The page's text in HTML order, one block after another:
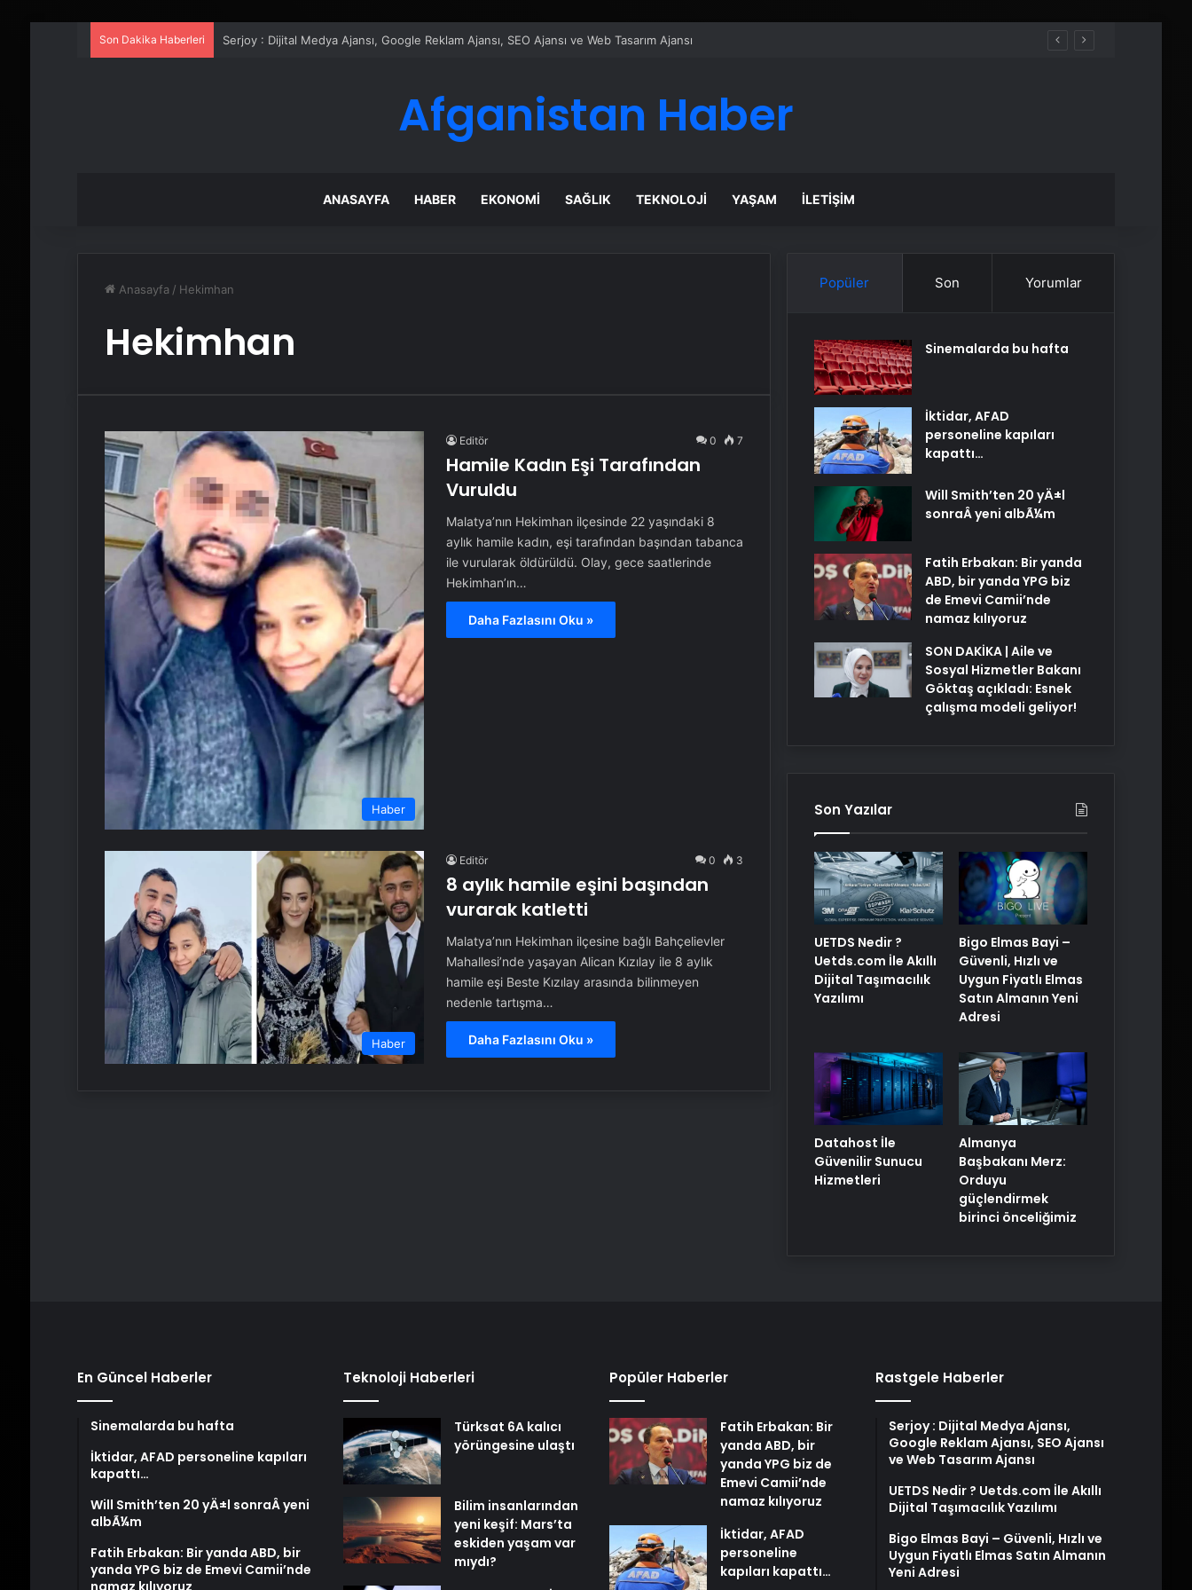
Son Dakika Haberleri Serjoy : Dijital Medya Ajansı, Google Reklam Ajansı, SEO Ajansı ve Web Tasarım Ajansı
Afganistan Haber
ANASAYFA HABER EKONOMI SAĞLIK TEKNOLOJI YAŞAM İLETIŞIM
Anasayfa / Hekimhan
Hekimhan
Haber
Editör 0 7
Hamile Kadın Eşi Tarafından
Vuruldu
Malatya’nın Hekimhan ilçesinde 22 yaşındaki 8
aylık hamile kadın, eşi tarafından başından tabanca
ile vurularak öldürüldü. Olay, gece saatlerinde
Hekimhan’ın…
Daha Fazlasını Oku »
Haber
Editör 0 3
8 aylık hamile eşini başından
vurarak katletti
Malatya’nın Hekimhan ilçesine bağlı Bahçelievler
Mahallesi’nde yaşayan Alican Kızılay ile 8 aylık
hamile eşi Beste Kızılay arasında bilinmeyen
nedenle tartışma…
Daha Fazlasını Oku »
Popüler Son Yorumlar
Sinemalarda bu hafta
İktidar, AFAD
personeline kapıları
kapattı…
Will Smith’ten 20 yÄ±l
sonraÂ yeni albÃ¼m
Fatih Erbakan: Bir yanda
ABD, bir yanda YPG biz
de Emevi Camii’nde
namaz kılıyoruz
SON DAKİKA | Aile ve
Sosyal Hizmetler Bakanı
Göktaş açıkladı: Esnek
çalışma modeli geliyor!
Son Yazılar
UETDS Nedir ?
Uetds.com İle Akıllı
Dijital Taşımacılık
Yazılımı
Bigo Elmas Bayi –
Güvenli, Hızlı ve
Uygun Fiyatlı Elmas
Satın Almanın Yeni
Adresi
Datahost İle
Güvenilir Sunucu
Hizmetleri
Almanya
Başbakanı Merz:
Orduyu
güçlendirmek
birinci önceliğimiz
En Güncel Haberler
Sinemalarda bu hafta
İktidar, AFAD personeline kapıları
kapattı…
Will Smith’ten 20 yÄ±l sonraÂ yeni
albÃ¼m
Fatih Erbakan: Bir yanda ABD, bir
yanda YPG biz de Emevi Camii’nde
namaz kılıyoruz
Teknoloji Haberleri
Türksat 6A kalıcı
yörüngesine ulaştı
Bilim insanlarından
yeni keşif: Mars’ta
eskiden yaşam var
mıydı?
Popüler Haberler
Fatih Erbakan: Bir
yanda ABD, bir
yanda YPG biz de
Emevi Camii’nde
namaz kılıyoruz
İktidar, AFAD
personeline
kapıları kapattı…
Rastgele Haberler
Serjoy : Dijital Medya Ajansı,
Google Reklam Ajansı, SEO Ajansı
ve Web Tasarım Ajansı
UETDS Nedir ? Uetds.com İle Akıllı
Dijital Taşımacılık Yazılımı
Bigo Elmas Bayi – Güvenli, Hızlı ve
Uygun Fiyatlı Elmas Satın Almanın
Yeni Adresi